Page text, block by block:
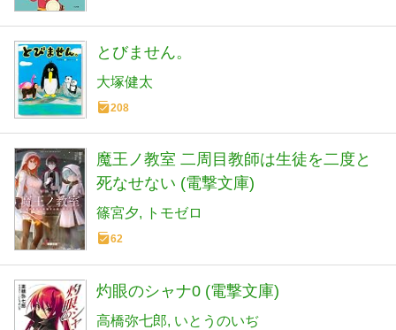
とびません。
大塚健太
208
魔王ノ教室 二周目教師は生徒を二度と
死なせない (電撃文庫)
篠宮夕 トモゼロ
62
灼眼のシャナ0 (電撃文庫)
高橋弥七郎 いとうのいぢ